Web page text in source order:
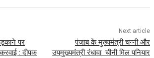
पर
: दीपक
Next article
पंजाब के मुख्यमंत्री चन्नी और
उपमुख्यमंत्री रंधावा चीनी मिल पनियार